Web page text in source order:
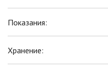
Показания:
Хранение: